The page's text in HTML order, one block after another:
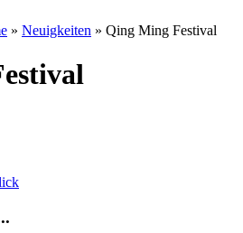
» Neuigkeiten » Qing Ming Festival